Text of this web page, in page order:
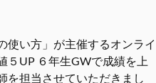
使い方」が主催するオンライ
５UP ６年生GWで成績を上
を担当させていただきまし